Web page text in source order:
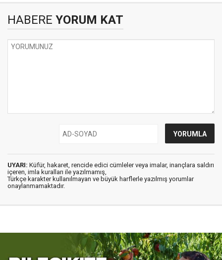
HABERE YORUM KAT
UYARI: Küfür, hakaret, rencide edici cümleler veya imalar, inançlara saldırı
içeren, imla kuralları ile yazılmamış,
Türkçe karakter kullanılmayan ve büyük harflerle yazılmış yorumlar
onaylanmamaktadır.